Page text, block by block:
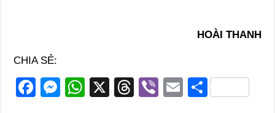
HOÀI THANH
CHIA SẺ:
F
M
W
X
T
Vi
E S